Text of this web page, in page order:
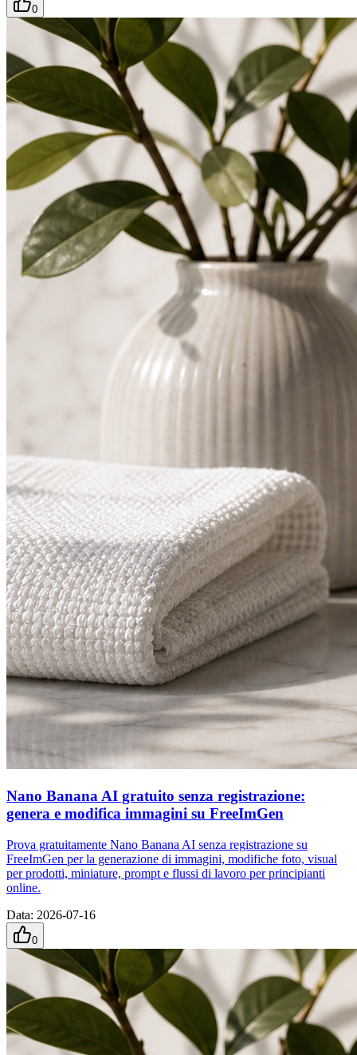
0
Nano Banana AI gratuito senza registrazione:
genera e modifica immagini su FreeImGen
Prova gratuitamente Nano Banana AI senza registrazione su
FreeImGen per la generazione di immagini, modifiche foto, visual
per prodotti, miniature, prompt e flussi di lavoro per principianti
online.
Data: 2026-07-16
0